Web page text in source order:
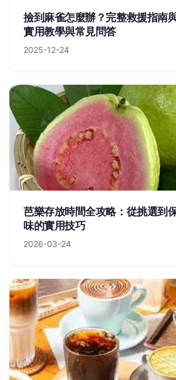
撿到麻雀怎麼辦？完整救援指南
實用教學與常見問答
2025-12-24
芭樂存放時間全攻略：從挑選到
味的實用技巧
2026-03-24